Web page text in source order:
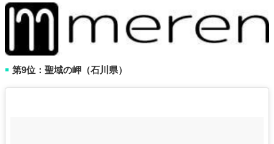
■ 第9位：聖域の岬（石川県）